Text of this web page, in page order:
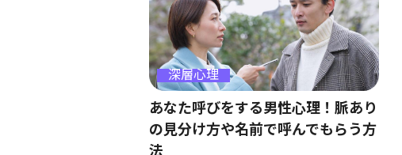
深層心理
あなた呼びをする男性心理！脈あり
の見分け方や名前で呼んでもらう方
法